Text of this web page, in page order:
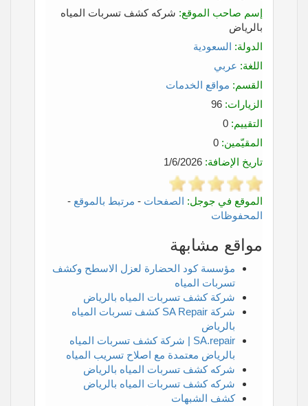
إسم صاحب الموقع: شركه كشف تسربات المياه
بالرياض
الدولة: السعودية
اللغة: عربي
القسم: مواقع الخدمات
الزيارات:
التقييم:
المقيّمين:
تاريخ الإضافة:
الموقع في جوجل: الصفحات - مرتبط بالموقع -
المحفوظات
مواقع مشابهة
مؤسسة كود الحضارة لعزل الاسطح وكشف
تسربات المياه
شركة كشف تسربات المياه بالرياض
شركة SA Repair كشف تسربات المياه
بالرياض
SA.repair | شركة كشف تسربات المياه
بالرياض معتمدة مع اصلاح تسريب المياه
شركه كشف تسربات المياه بالرياض
شركه كشف تسربات المياه بالرياض
كشف الشبهات